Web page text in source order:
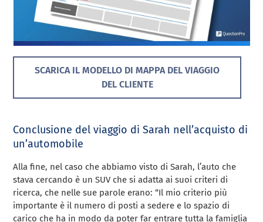
SCARICA IL MODELLO DI MAPPA DEL VIAGGIO
DEL CLIENTE
Conclusione del viaggio di Sarah nell’acquisto di
un’automobile
Alla fine, nel caso che abbiamo visto di Sarah, l’auto che
stava cercando è un SUV che si adatta ai suoi criteri di
ricerca, che nelle sue parole erano: “Il mio criterio più
importante è il numero di posti a sedere e lo spazio di
carico che ha in modo da poter far entrare tutta la famiglia